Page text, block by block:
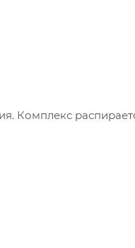
Комплекс